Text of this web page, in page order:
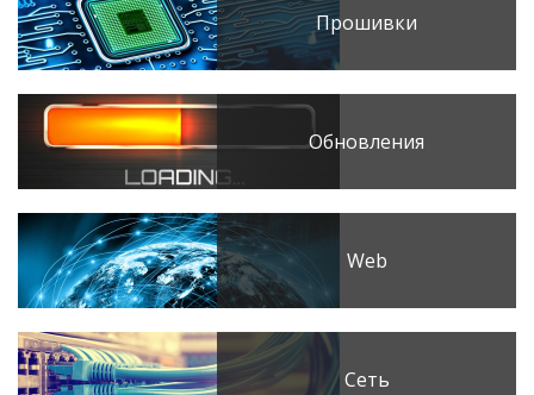
Прошивки
Обновления
Web
Сеть